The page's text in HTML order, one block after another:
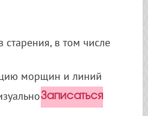
в том числе
морщин и линий
коррекции
Записаться